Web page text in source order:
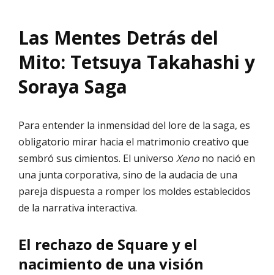
Las Mentes Detrás del
Mito: Tetsuya Takahashi y
Soraya Saga
Para entender la inmensidad del lore de la saga, es
obligatorio mirar hacia el matrimonio creativo que
sembró sus cimientos. El universo Xeno no nació en
una junta corporativa, sino de la audacia de una
pareja dispuesta a romper los moldes establecidos
de la narrativa interactiva.
El rechazo de Square y el
nacimiento de una visión